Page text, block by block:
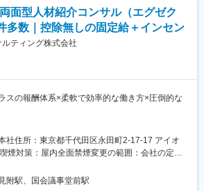
の定める業務
柄などをヒアリングし企業が求める人物像との
候補者とを引き合わせ、面接を実施。選考に伴
までのサポートを一貫して担当いただきます。
社前フォロー…候補者がスムーズに入社できる
のアドバイスを行います。
団形成のための企業取材の企画立案/実施、MBA
の他各種セミナーの企画立案/実施等も、ご希望
ただきます。
下の通りです。※希望・経験を考慮し決定しま
ム
グッズチーム
面型人材紹介コンサル（エグゼク
多数｜控除無しの固定給＋インセン
ティング株式会社
スの報酬体系×柔軟で効率的な働き方×圧倒的な
日6時間勤務OK！社内ミーティングも週一回30
タイルに合わせて就業が可能です！
ントは各社でのハイパフォーマーで構築！専属
リサーチャーも着任し、コンサルティングに集
社住所：東京都千代田区永田町2-17-17 アイオ
煙対策：屋内全面禁煙変更の範囲：会社の定め
トワーク含む）
附駅、国会議事堂前駅